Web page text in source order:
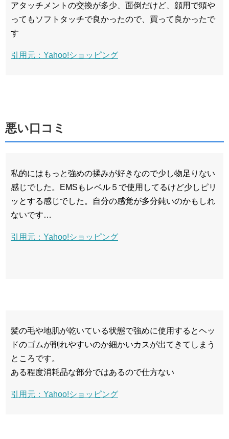
アタッチメントの交換が多少、面倒だけど、顔用で頭や
ってもソフトタッチで良かったので、買って良かったで
す
引用元：Yahoo!ショッピング
悪い口コミ
私的にはもっと強めの揉みが好きなので少し物足りない
感じでした。EMSもレベル５で使用してるけど少しピリ
ッとする感じでした。自分の感覚が多分鈍いのかもしれ
ないです…
引用元：Yahoo!ショッピング
髪の毛や地肌が乾いている状態で強めに使用するとヘッ
ドのゴムが削れやすいのか細かいカスが出てきてしまう
ところです。
ある程度消耗品な部分ではあるので仕方ない
引用元：Yahoo!ショッピング